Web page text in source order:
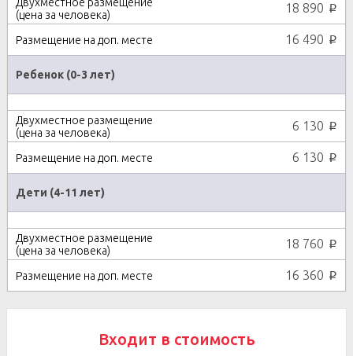
18 890 p
16 490 p
Ребенок (0-3 лет)
6 130 p
6 130 p
Дети (4-11 лет)
18 760 p
16 360 p
Входит в стоимость